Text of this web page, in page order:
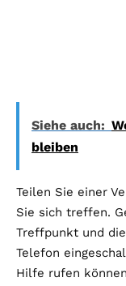
Siehe auch:
bleiben
Teilen Sie einer
Sie sich treffen.
Treffpunkt und
Telefon
Hilfe rufen